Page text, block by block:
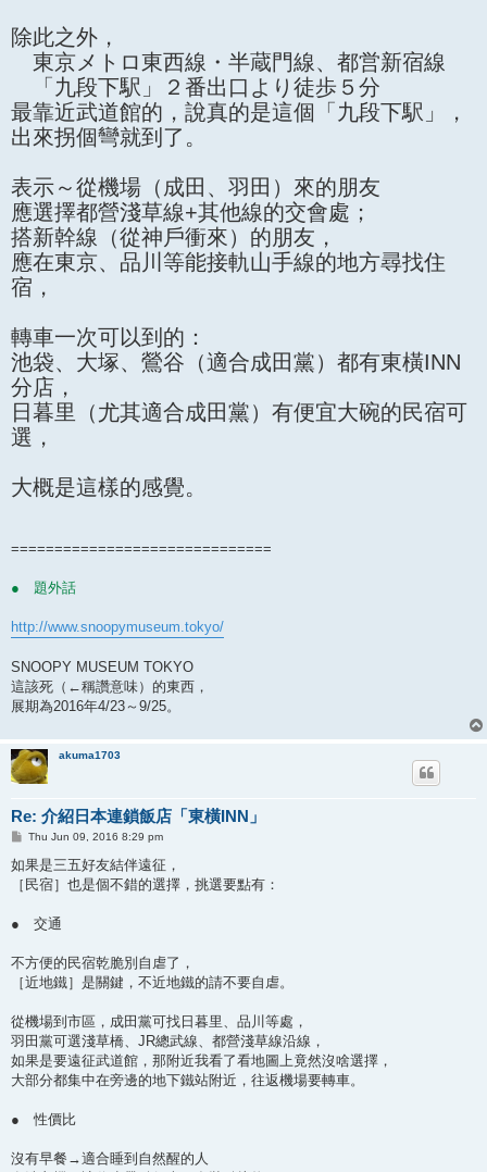
除此之外，
東京メトロ東西線・半蔵門線、都営新宿線
「九段下駅」２番出口より徒歩５分
最靠近武道館的，說真的是這個「九段下駅」，
出來拐個彎就到了。
表示～從機場（成田、羽田）來的朋友
應選擇都營淺草線+其他線的交會處；
搭新幹線（從神戶衝來）的朋友，
應在東京、品川等能接軌山手線的地方尋找住
宿，
轉車一次可以到的：
池袋、大塚、鶯谷（適合成田黨）都有東橫INN
分店，
日暮里（尤其適合成田黨）有便宜大碗的民宿可
選，
大概是這樣的感覺。
==============================
● 題外話
http://www.snoopymuseum.tokyo/
SNOOPY MUSEUM TOKYO
這該死（←稱讚意味）的東西，
展期為2016年4/23～9/25。
akuma1703
Re: 介紹日本連鎖飯店「東橫INN」
P
s
t
Thu Jun 09, 2016 8:29 pm
如果是三五好友結伴遠征，
［民宿］也是個不錯的選擇，挑選要點有：
● 交通
不方便的民宿乾脆別自虐了，
［近地鐵］是關鍵，不近地鐵的請不要自虐。
從機場到市區，成田黨可找日暮里、品川等處，
羽田黨可選淺草橋、JR總武線、都營淺草線沿線，
如果是要遠征武道館，那附近我看了看地圖上竟然沒啥選擇，
大部分都集中在旁邊的地下鐵站附近，往返機場要轉車。
● 性價比
沒有早餐→適合睡到自然醒的人